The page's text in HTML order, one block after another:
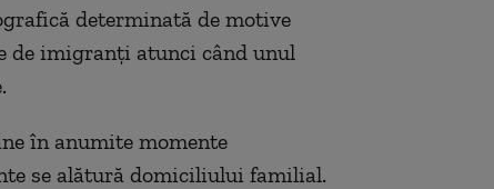
determinată de motive
de imigranţi atunci când unul
în anumite momente
se alătură domiciliului familial.